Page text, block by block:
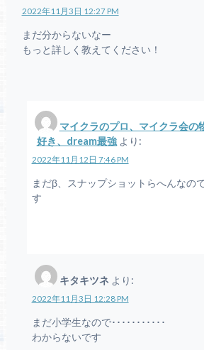
2022年11月3日 12:27 PM
まだ分からないなー
もっと詳しく教えてください！
マイクラのプロ、マイクラ会の
好き、dream最強 より:
2022年11月12日 7:46 PM
まだβ、スナップショットらへんなの
す
キタキツネ より:
2022年11月3日 12:28 PM
まだ小学生なので･･･････････
わからないです